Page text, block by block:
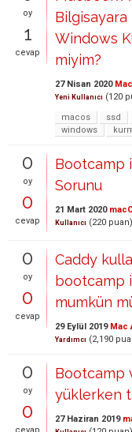
oy
1
cevap
Windows
miyim?
27 Nisan 2020
Yeni Kullanıcı (120
macos
ssd
windows
0
oy
0
cevap
Bootcamp
Sorunu
21 Mart 2020
Kullanıcı (220 puan)
0
oy
0
cevap
Caddy
bootcamp
mumkün
29 Eylül 2019 Mac
Yardımcı (2,190
0
oy
0
Bootcamp
yüklerken
27 Haziran 2019